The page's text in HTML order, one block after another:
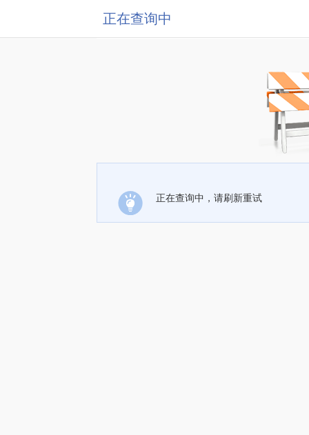
正在查询中
正在查询中，请刷新重试